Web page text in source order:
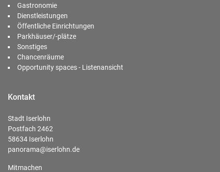
Gastronomie
Dienstleistungen
Öffentliche Einrichtungen
Parkhäuser/-plätze
Sonstiges
Chancenräume
Opportunity spaces - Listenansicht
Kontakt
Stadt Iserlohn
Postfach 2462
58634 Iserlohn
panorama@iserlohn.de
Mitmachen